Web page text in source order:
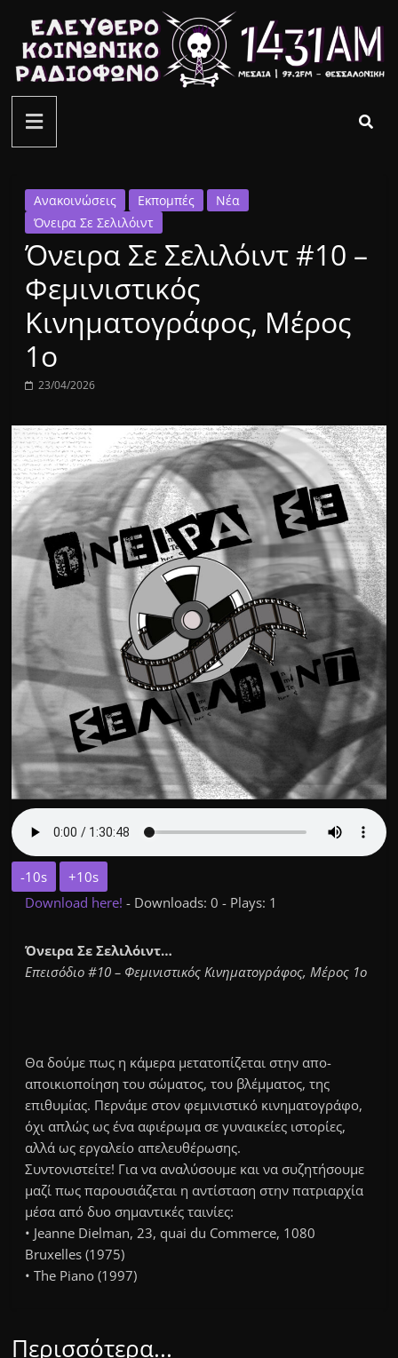
περιεχόμενο
ελεύθερο
κοινωνικό
ραδιόφωνο
1431AM
Ανακοινώσεις Εκπομπές
Νέα
Όνειρα Σε Σελιλόιντ
Όνειρα Σε Σελιλόιντ #10 –
Φεμινιστικός
Κινηματογράφος, Μέρος
1ο
23/04/2026
-10s
+10s
Download here!- Downloads: 0 - Plays: 1
Όνειρα Σε Σελιλόιντ…
Επεισόδιο #10 – Φεμινιστικός Κινηματογράφος, Μέρος 1ο
Θα δούμε πως η κάμερα μετατοπίζεται στην απο-
αποικιοποίηση του σώματος, του βλέμματος, της
επιθυμίας. Περνάμε στον φεμινιστικό κινηματογράφο,
όχι απλώς ως ένα αφιέρωμα σε γυναικείες ιστορίες,
αλλά ως εργαλείο απελευθέρωσης.
Συντονιστείτε! Για να αναλύσουμε και να συζητήσουμε
μαζί πως παρουσιάζεται η αντίσταση στην πατριαρχία
μέσα από δυο σημαντικές ταινίες:
• Jeanne Dielman, 23, quai du Commerce, 1080
Bruxelles (1975)
• The Piano (1997)
Περισσότερα...